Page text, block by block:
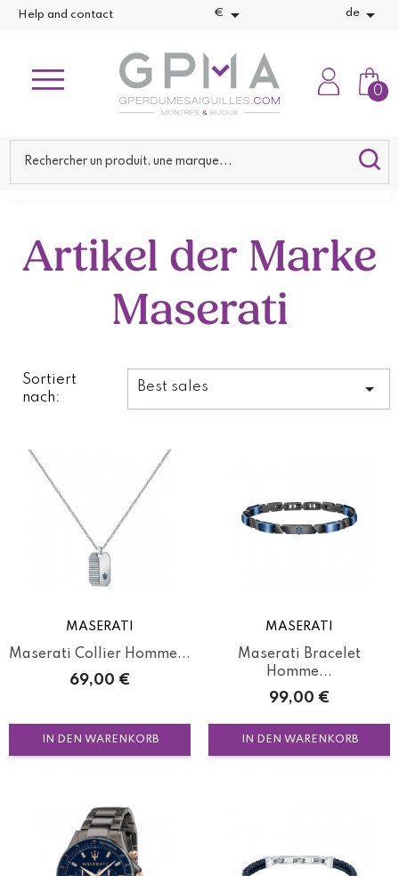
Help and contact €  de 
0
Artikel der Marke
Maserati
Sortiert
nach:
Best sales 
MASERATI
Maserati Collier Homme...
Preis
69,00 €
IN DEN WARENKORB
MASERATI
Maserati Bracelet
Homme...
Preis
99,00 €
IN DEN WARENKORB